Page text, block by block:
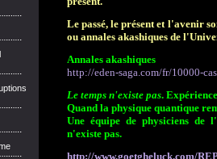
Le passé, le présent et l'avenir
ou annales akashiques de
Annales akashiques
http://eden-saga.com/fr/10000-
Le temps n'existe pas. Expérience
Quand la physique quantique
Une équipe de physiciens de
n'existe pas.
http://www.goetgheluck.com/